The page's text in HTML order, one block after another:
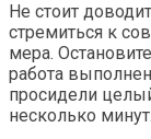
Не стоит
стремиться к
мера.
работа
просидели
несколько минут.